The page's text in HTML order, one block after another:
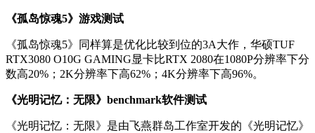
《孤岛惊魂5》游戏测试
《孤岛惊魂5》同样算是优化比较到位的3A大作，华硕TUF
RTX3080 O10G GAMING显卡比RTX 2080在1080P分辨率下分
数高20%；2K分辨率下高62%；4K分辨率下高96%。
《光明记忆：无限》benchmark软件测试
《光明记忆：无限》是由飞燕群岛工作室开发的《光明记忆》